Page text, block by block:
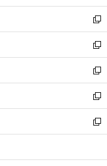
開
く
ウ
で
開
く
ン
ド
ウ
で
開
く
ウ
ィ
ン
ド
ウ
で
開
く
新
し
い
ウ
ィ
ン
ド
ウ
で
開
新
し
い
ウ
ィ
ン
ド
ウ
開
新
し
い
ウ
ィ
ン
ウ
新
し
い
ウ
ン
新
し
ウ